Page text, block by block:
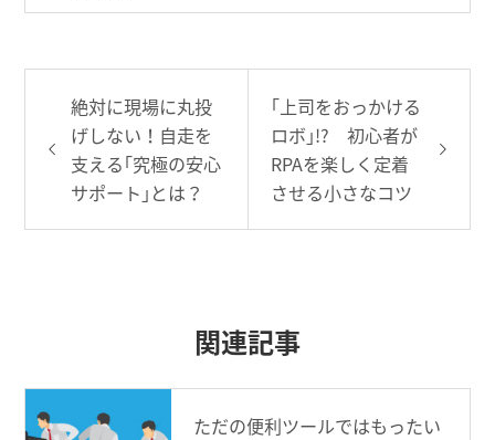
絶対に現場に丸投
げしない！自走を
支える｢究極の安心
サポート｣とは？
｢上司をおっかける
ロボ｣!? 初心者が
RPAを楽しく定着
させる小さなコツ
関連記事
ただの便利ツールではもったい